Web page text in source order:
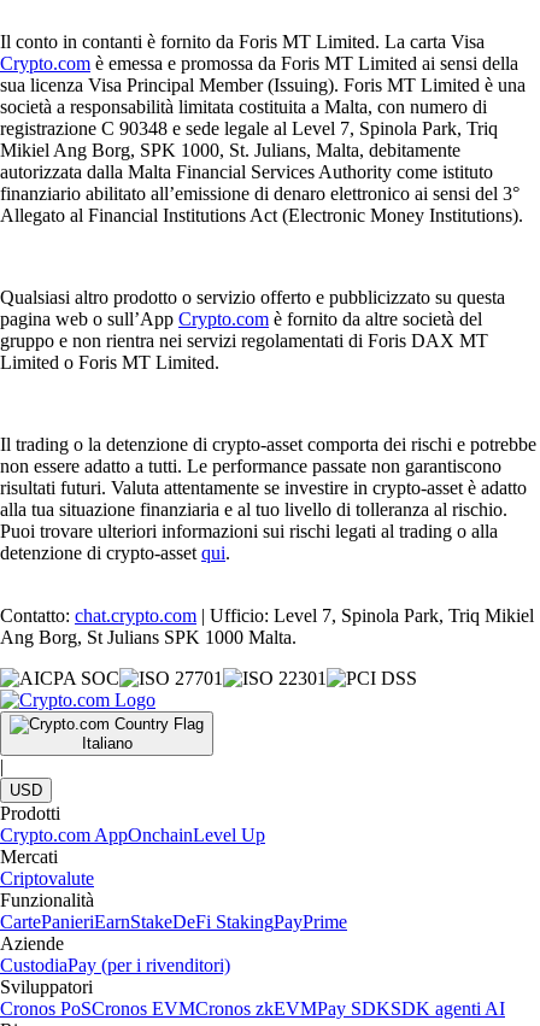
Il conto in contanti è fornito da Foris MT Limited. La carta Visa
Crypto.com è emessa e promossa da Foris MT Limited ai sensi della
sua licenza Visa Principal Member (Issuing). Foris MT Limited è una
società a responsabilità limitata costituita a Malta, con numero di
registrazione C 90348 e sede legale al Level 7, Spinola Park, Triq
Mikiel Ang Borg, SPK 1000, St. Julians, Malta, debitamente
autorizzata dalla Malta Financial Services Authority come istituto
finanziario abilitato all’emissione di denaro elettronico ai sensi del 3°
Allegato al Financial Institutions Act (Electronic Money Institutions).
Qualsiasi altro prodotto o servizio offerto e pubblicizzato su questa
pagina web o sull’App Crypto.com è fornito da altre società del
gruppo e non rientra nei servizi regolamentati di Foris DAX MT
Limited o Foris MT Limited.
Il trading o la detenzione di crypto-asset comporta dei rischi e potrebbe
non essere adatto a tutti. Le performance passate non garantiscono
risultati futuri. Valuta attentamente se investire in crypto-asset è adatto
alla tua situazione finanziaria e al tuo livello di tolleranza al rischio.
Puoi trovare ulteriori informazioni sui rischi legati al trading o alla
detenzione di crypto-asset qui.
Contatto: chat.crypto.com | Ufficio: Level 7, Spinola Park, Triq Mikiel
Ang Borg, St Julians SPK 1000 Malta.
Italiano
|
USD
Prodotti
Crypto.com AppOnchainLevel Up
Mercati
Criptovalute
Funzionalità
CartePanieriEarnStakeDeFi StakingPayPrime
Aziende
CustodiaPay (per i rivenditori)
Sviluppatori
Cronos PoSCronos EVMCronos zkEVMPay SDKSDK agenti AI